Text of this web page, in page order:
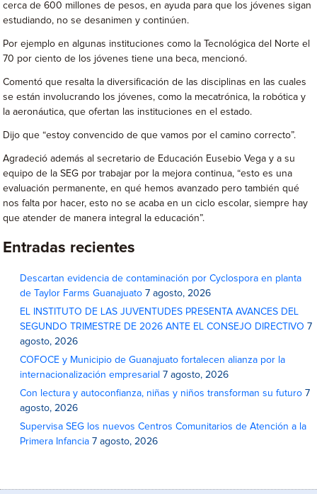
cerca de 600 millones de pesos, en ayuda para que los jóvenes sigan
estudiando, no se desanimen y continúen.
Por ejemplo en algunas instituciones como la Tecnológica del Norte el
70 por ciento de los jóvenes tiene una beca, mencionó.
Comentó que resalta la diversificación de las disciplinas en las cuales
se están involucrando los jóvenes, como la mecatrónica, la robótica y
la aeronáutica, que ofertan las instituciones en el estado.
Dijo que “estoy convencido de que vamos por el camino correcto”.
Agradeció además al secretario de Educación Eusebio Vega y a su
equipo de la SEG por trabajar por la mejora continua, “esto es una
evaluación permanente, en qué hemos avanzado pero también qué
nos falta por hacer, esto no se acaba en un ciclo escolar, siempre hay
que atender de manera integral la educación”.
Entradas recientes
Descartan evidencia de contaminación por Cyclospora en planta
de Taylor Farms Guanajuato 7 agosto, 2026
EL INSTITUTO DE LAS JUVENTUDES PRESENTA AVANCES DEL
SEGUNDO TRIMESTRE DE 2026 ANTE EL CONSEJO DIRECTIVO 7
agosto, 2026
COFOCE y Municipio de Guanajuato fortalecen alianza por la
internacionalización empresarial 7 agosto, 2026
Con lectura y autoconfianza, niñas y niños transforman su futuro 7
agosto, 2026
Supervisa SEG los nuevos Centros Comunitarios de Atención a la
Primera Infancia 7 agosto, 2026